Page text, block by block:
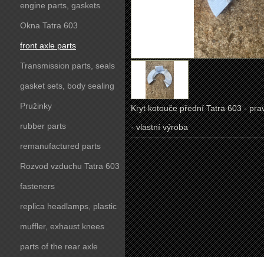
engine parts, gaskets
Okna Tatra 603
front axle parts
Transmission parts, seals
gasket sets, body sealing
Pružinky
rubber parts
remanufactured parts
Rozvod vzduchu Tatra 603
fasteners
replica headlamps, plastic
parts
muffler, exhaust knees
parts of the rear axle
Kryt kotouče přední Tatra 603 -
- vlastní výroba